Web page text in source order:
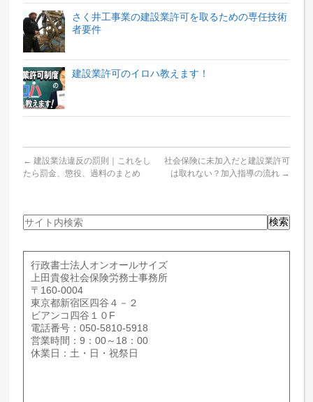
さく井工事業の建設業許可を取るための専任技術
者要件
建設業許可のイロハ教えます！
← 建設業法違反の罰則｜これをし
たら罰金、懲役、過料のまとめ
社会保険に未加入だと建設業許可
は取れない？加入指導の流れ →
サ
イ
検
索
検索
行政書士法人オンオールサイズ
上田貴俊社会保険労務士事務所
〒160-0004
東京都新宿区四谷４－２
ビアンコ四谷１０F
電話番号：050-5810-5918
営業時間：9：00～18：00
休業日：土・日・祝祭日